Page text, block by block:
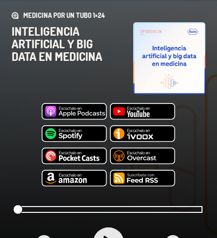
MEDICINA POR UN TUBO 1×24
INTELIGENCIA
ARTIFICIAL Y BIG
DATA EN MEDICINA